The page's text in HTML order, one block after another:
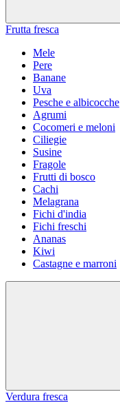
Frutta fresca
Mele
Pere
Banane
Uva
Pesche e albicocche
Agrumi
Cocomeri e meloni
Ciliegie
Susine
Fragole
Frutti di bosco
Cachi
Melagrana
Fichi d'india
Fichi freschi
Ananas
Kiwi
Castagne e marroni
Verdura fresca